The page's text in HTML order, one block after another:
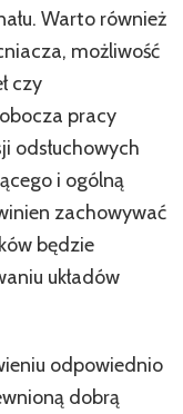
Warto również
możliwość
czy
pracy
odsłuchowych
i ogólną
zachowywać
będzie
układów
odpowiednio
dobrą